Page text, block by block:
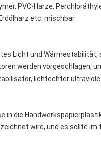
PVC-Harze,
etc. mischbar.
Licht und
werden vorgeschlagen,
lichtechter
in die
wird, und es sollte